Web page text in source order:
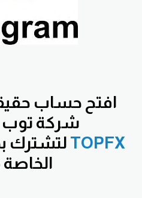
افتح حساب
شركة
TOPFX لتشترك
الخاصة